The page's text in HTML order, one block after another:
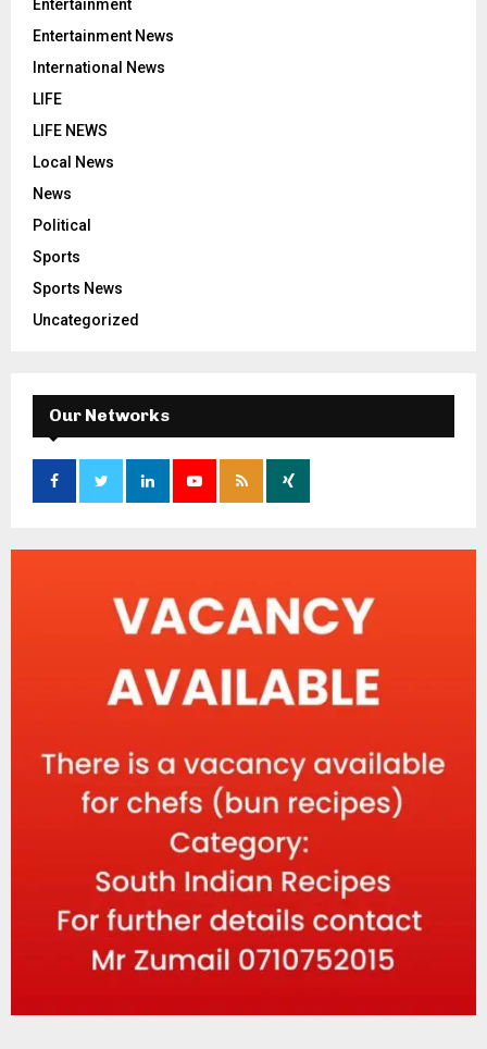
Entertainment
Entertainment News
International News
LIFE
LIFE NEWS
Local News
News
Political
Sports
Sports News
Uncategorized
Our Networks